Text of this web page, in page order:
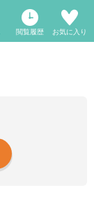
閲覧履歴 お気に入り